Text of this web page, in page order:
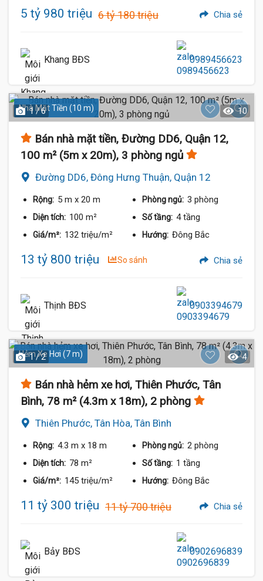
5 tỷ 980 triệu 6 tỷ 180 triệu Chia sẻ
Khang BĐS 0989456623
Nhà Mặt Tiền (10 m)
1 / 6 10
Bán nhà mặt tiền, Đường DD6, Quận 12,
100 m² (5m x 20m), 3 phòng ngủ
Đường DD6, Đông Hưng Thuận, Quận 12
Rộng: 5 m x 20 m Phòng ngủ: 3 phòng
Diện tích: 100 m² Số tầng: 4 tầng
Giá/m²: 132 triệu/m² Hướng: Đông Bắc
13 tỷ 800 triệu So sánh Chia sẻ
Thịnh BĐS 0903394679
Hẻm Xe Hơi (7 m)
1 / 2 4
Bán nhà hẻm xe hơi, Thiên Phước, Tân
Bình, 78 m² (4.3m x 18m), 2 phòng
Thiên Phước, Tân Hòa, Tân Bình
Rộng: 4.3 m x 18 m Phòng ngủ: 2 phòng
Diện tích: 78 m² Số tầng: 1 tầng
Giá/m²: 145 triệu/m² Hướng: Đông Bắc
11 tỷ 300 triệu 11 tỷ 700 triệu Chia sẻ
Bảy BĐS 0902696839